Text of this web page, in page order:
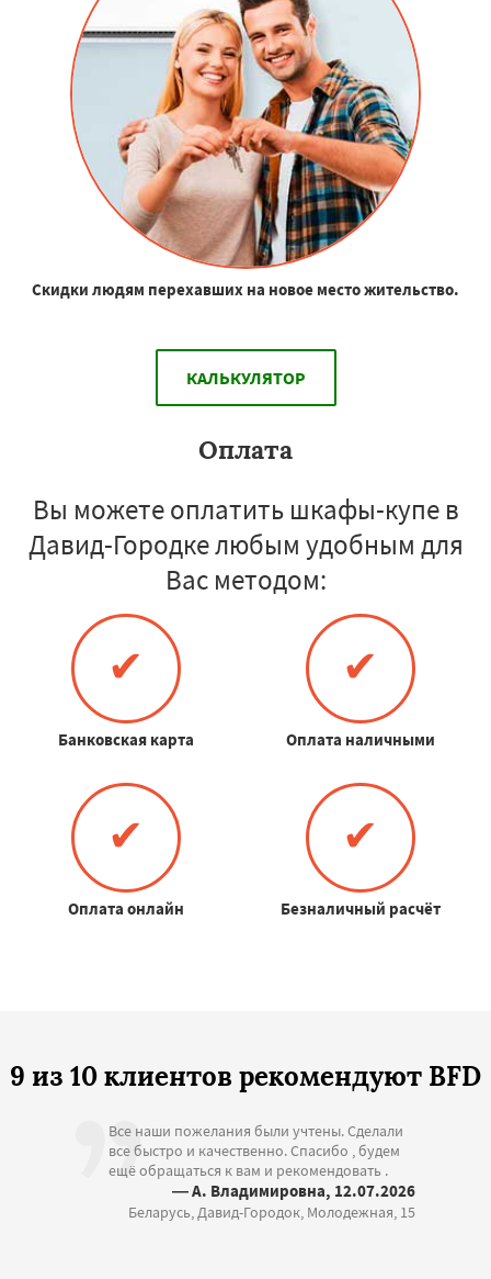
Скидки людям перехавших на новое место жительство.
КАЛЬКУЛЯТОР
Оплата
Вы можете оплатить шкафы-купе в
Давид-Городке любым удобным для
Вас методом:
✔
Банковская карта
✔
Оплата наличными
✔
Оплата онлайн
✔
Безналичный расчёт
9 из 10 клиентов рекомендуют BFD
Все наши пожелания были учтены. Сделали
все быстро и качественно. Спасибо , будем
ещё обращаться к вам и рекомендовать .
— А. Владимировна, 12.07.2026
Беларусь, Давид-Городок, Молодежная, 15